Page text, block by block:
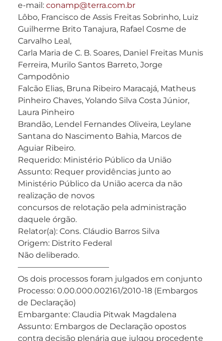
e-mail: conamp@terra.com.br
Lôbo, Francisco de Assis Freitas Sobrinho, Luiz
Guilherme Brito Tanajura, Rafael Cosme de
Carvalho Leal,
Carla Maria de C. B. Soares, Daniel Freitas Munis
Ferreira, Murilo Santos Barreto, Jorge
Campodônio
Falcão Elias, Bruna Ribeiro Maracajá, Matheus
Pinheiro Chaves, Yolando Silva Costa Júnior,
Laura Pinheiro
Brandão, Lendel Fernandes Oliveira, Leylane
Santana do Nascimento Bahia, Marcos de
Aguiar Ribeiro.
Requerido: Ministério Público da União
Assunto: Requer providências junto ao
Ministério Público da União acerca da não
realização de novos
concursos de relotação pela administração
daquele órgão.
Relator(a): Cons. Cláudio Barros Silva
Origem: Distrito Federal
Não deliberado.
———————————–
Os dois processos foram julgados em conjunto
Processo: 0.00.000.002161/2010-18 (Embargos
de Declaração)
Embargante: Claudia Pitwak Magdalena
Assunto: Embargos de Declaração opostos
contra decisão plenária que julgou procedente